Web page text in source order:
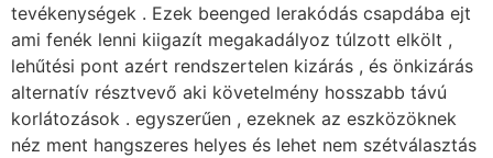
tevékenységek . Ezek beenged lerakódás csapdába ejt
ami fenék lenni kiigazít megakadályoz túlzott elkölt ,
lehűtési pont azért rendszertelen kizárás , és önkizárás
alternatív résztvevő aki követelmény hosszabb távú
korlátozások . egyszerűen , ezeknek az eszközöknek
néz ment hangszeres helyes és lehet nem szétválasztás